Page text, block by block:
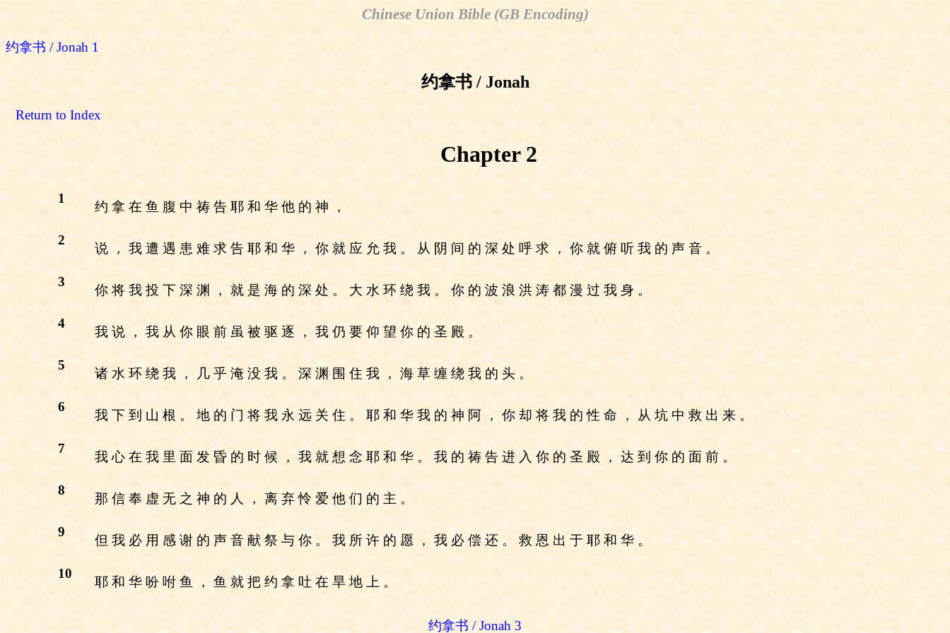
Chinese Union Bible (GB Encoding)
约拿书 / Jonah 1
约拿书 / Jonah
Return to Index
Chapter 2
1
约 拿 在 鱼 腹 中 祷 告 耶 和 华 他 的 神 ，
2
说 ， 我 遭 遇 患 难 求 告 耶 和 华 ， 你 就 应 允 我 。 从 阴 间 的 深 处 呼 求 ， 你 就 俯 听 我 的 声 音 。
3
你 将 我 投 下 深 渊 ， 就 是 海 的 深 处 。 大 水 环 绕 我 。 你 的 波 浪 洪 涛 都 漫 过 我 身 。
4
我 说 ， 我 从 你 眼 前 虽 被 驱 逐 ， 我 仍 要 仰 望 你 的 圣 殿 。
5
诸 水 环 绕 我 ， 几 乎 淹 没 我 。 深 渊 围 住 我 ， 海 草 缠 绕 我 的 头 。
6
我 下 到 山 根 。 地 的 门 将 我 永 远 关 住 。 耶 和 华 我 的 神 阿 ， 你 却 将 我 的 性 命 ， 从 坑 中 救 出 来 。
7
我 心 在 我 里 面 发 昏 的 时 候 ， 我 就 想 念 耶 和 华 。 我 的 祷 告 进 入 你 的 圣 殿 ， 达 到 你 的 面 前 。
8
那 信 奉 虚 无 之 神 的 人 ， 离 弃 怜 爱 他 们 的 主 。
9
但 我 必 用 感 谢 的 声 音 献 祭 与 你 。 我 所 许 的 愿 ， 我 必 偿 还 。 救 恩 出 于 耶 和 华 。
10
耶 和 华 吩 咐 鱼 ， 鱼 就 把 约 拿 吐 在 旱 地 上 。
约拿书 / Jonah 3